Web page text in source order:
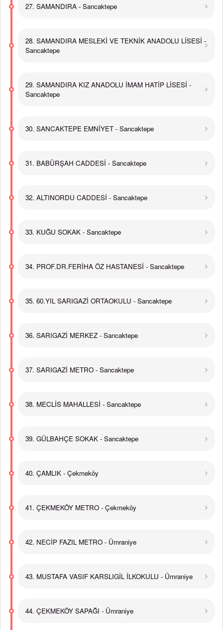
27. SAMANDIRA - Sancaktepe
28. SAMANDIRA MESLEKİ VE TEKNİK ANADOLU LİSESİ -
Sancaktepe
29. SAMANDIRA KIZ ANADOLU İMAM HATİP LİSESİ -
Sancaktepe
30. SANCAKTEPE EMNİYET - Sancaktepe
31. BABÜRŞAH CADDESİ - Sancaktepe
32. ALTINORDU CADDESİ - Sancaktepe
33. KUĞU SOKAK - Sancaktepe
34. PROF.DR.FERİHA ÖZ HASTANESİ - Sancaktepe
35. 60.YIL SARIGAZİ ORTAOKULU - Sancaktepe
36. SARIGAZİ MERKEZ - Sancaktepe
37. SARIGAZİ METRO - Sancaktepe
38. MECLİS MAHALLESİ - Sancaktepe
39. GÜLBAHÇE SOKAK - Sancaktepe
40. ÇAMLIK - Çekmeköy
41. ÇEKMEKÖY METRO - Çekmeköy
42. NECİP FAZIL METRO - Ümraniye
43. MUSTAFA VASIF KARSLIGİL İLKOKULU - Ümraniye
44. ÇEKMEKÖY SAPAĞI - Ümraniye